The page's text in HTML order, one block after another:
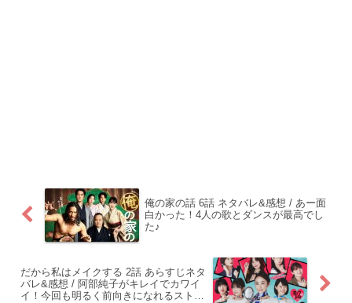
俺の家の話 6話 ネタバレ&感想 / あー面
白かった！4人の歌とダンスが最高でし
た♪
だから私はメイクする 2話 あらすじネタ
バレ&感想 / 阿部純子がキレイでカワイ
イ！今回も明るく前向きになれるストー